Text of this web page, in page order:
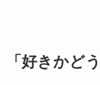
「好きかど